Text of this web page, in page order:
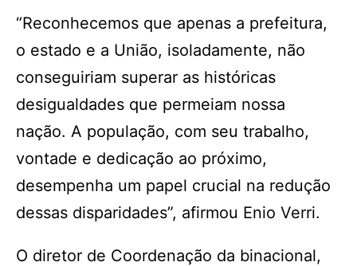
“Reconhecemos que apenas a prefeitura,
o estado e a União, isoladamente, não
conseguiriam superar as históricas
desigualdades que permeiam nossa
nação. A população, com seu trabalho,
vontade e dedicação ao próximo,
desempenha um papel crucial na redução
dessas disparidades”, afirmou Enio Verri.
O diretor de Coordenação da binacional,